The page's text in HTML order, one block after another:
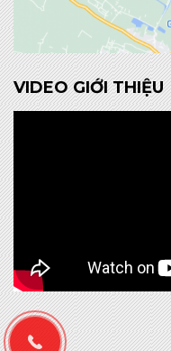
VIDEO GIỚI THIỆU